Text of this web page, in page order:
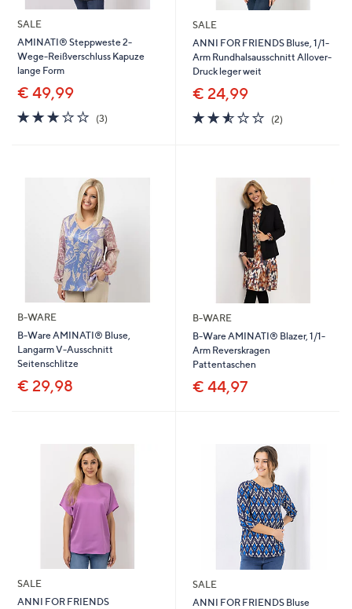
SALE
AMINATI® Steppweste 2-
Wege-Reißverschluss Kapuze
lange Form
€ 49,99
3.0
von
(3)3
SALE
ANNI FOR FRIENDS Bluse, 1/1-
Arm Rundhalsausschnitt Allover-
Druck leger weit
€ 24,99
2.5
von
(2)
B-WARE
B-Ware AMINATI® Bluse,
Langarm V-Ausschnitt
Seitenschlitze
€ 29,98
B-WARE
B-Ware AMINATI® Blazer, 1/1-
Arm Reverskragen
Pattentaschen
€ 44,97
SALE
ANNI FOR FRIENDS
SALE
ANNI FOR FRIENDS Bluse